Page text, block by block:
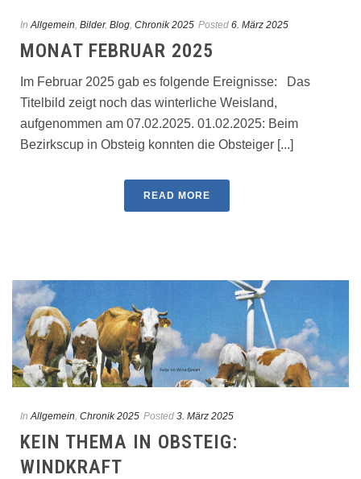
In Allgemein Bilder, Blog Chronik 2025 Posted 6. März 2025
MONAT FEBRUAR 2025
Im Februar 2025 gab es folgende Ereignisse: Das
Titelbild zeigt noch das winterliche Weisland,
aufgenommen am 07.02.2025. 01.02.2025: Beim
Bezirkscup in Obsteig konnten die Obsteiger [...]
READ MORE
In Allgemein Chronik 2025 Posted 3. März 2025
KEIN THEMA IN OBSTEIG:
WINDKRAFT